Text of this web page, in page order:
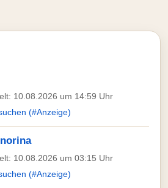
10.08.2026 um 14:59 Uhr
(#Anzeige)
10.08.2026 um 03:15 Uhr
(#Anzeige)